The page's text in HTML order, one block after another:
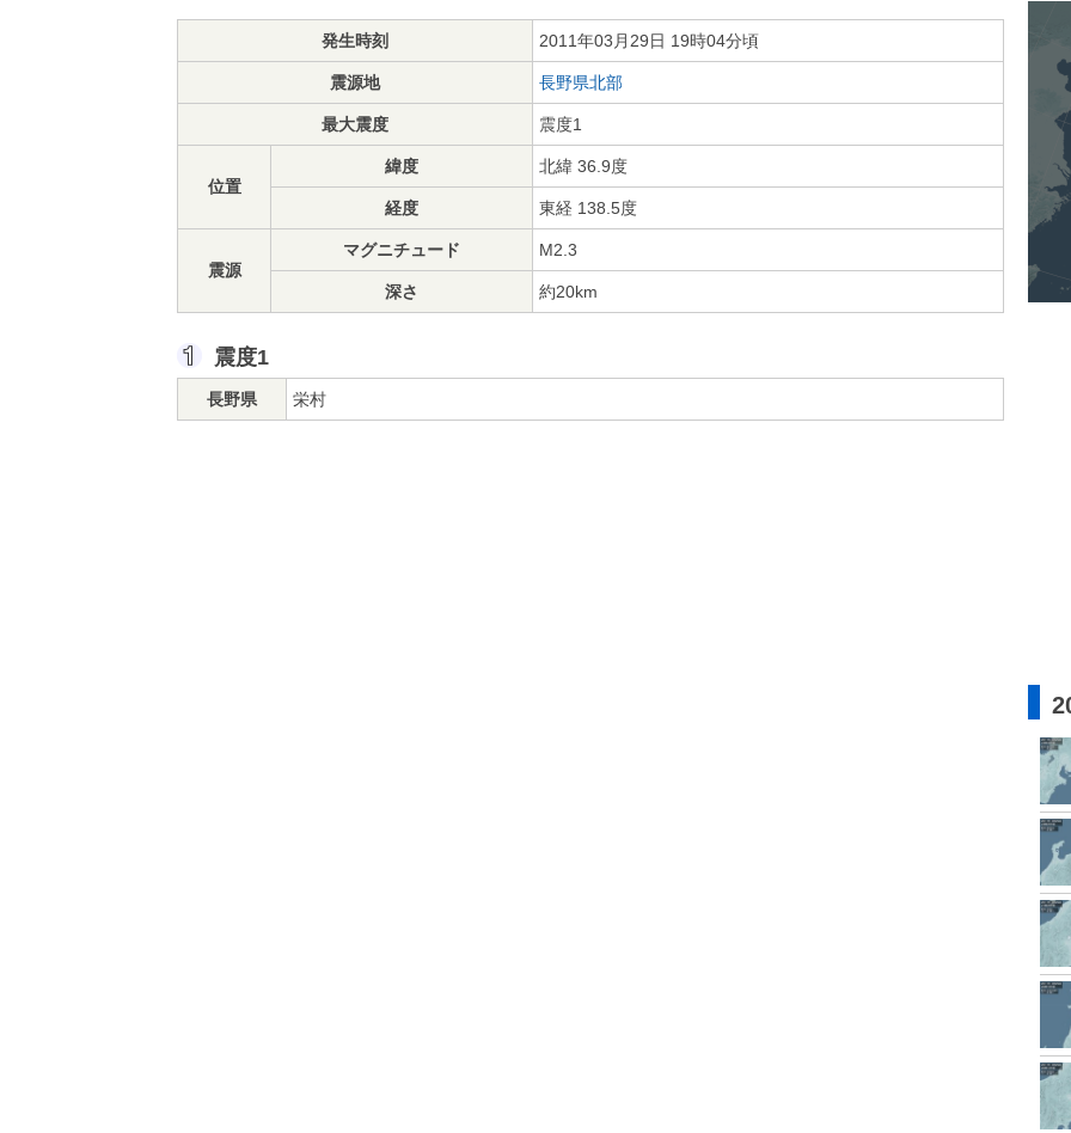
発生時刻 2011年03月29日 19時04分頃
震源地 長野県北部
最大震度 震度1
位置
緯度 北緯 36.9度
経度 東経 138.5度
震源
マグニチュード M2.3
深さ 約20km
震度1
長野県 栄村